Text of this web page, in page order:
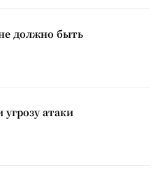
должно быть
атаки